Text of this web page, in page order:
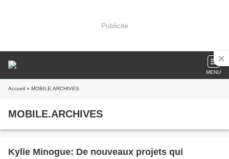
Publicité
MENU
Accueil » MOBILE.ARCHIVES
MOBILE.ARCHIVES
Kylie Minogue: De nouveaux projets qui